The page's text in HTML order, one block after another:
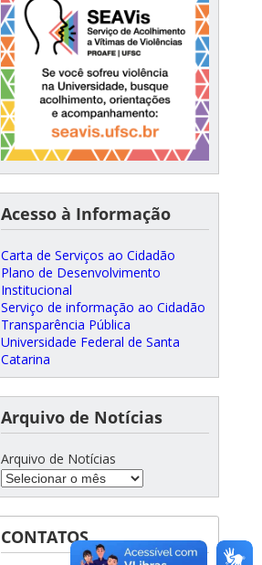
Acesso à Informação
Carta de Serviços ao Cidadão
Plano de Desenvolvimento
Institucional
Serviço de informação ao Cidadão
Transparência Pública
Universidade Federal de Santa
Catarina
Arquivo de Notícias
Arquivo de Notícias
CONTATOS